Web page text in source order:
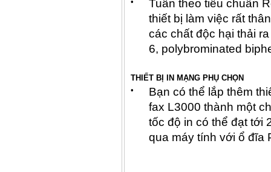
Tuân theo tiêu chuẩn
thiết bị làm việc rất
các chất độc hại thải
6, polybrominated
THIẾT BỊ IN MẠNG PHỤ CHỌN
•
Bạn có thể lắp thêm
fax L3000 thành một
tốc độ in có thể đạt tới
qua máy tính với ổ đĩa